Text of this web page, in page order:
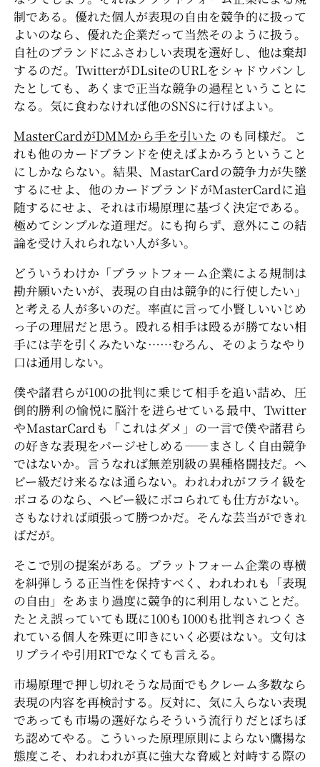
制である。優れた個人が表現の自由を競争的に扱って
よいのなら、優れた企業だって当然そのように扱う。
自社のブランドにふさわしい表現を選好し、他は棄却
するのだ。TwitterがDLsiteのURLをシャドウバンし
たとしても、あくまで正当な競争の過程ということに
なる。気に食わなければ他のSNSに行けばよい。
MasterCardがDMMから手を引いた のも同様だ。こ
れも他のカードブランドを使えばよかろうということ
にしかならない。結果、MastarCardの競争力が失墜
するにせよ、他のカードブランドがMasterCardに追
随するにせよ、それは市場原理に基づく決定である。
極めてシンプルな道理だ。にも拘らず、意外にこの結
論を受け入れられない人が多い。
どういうわけか「プラットフォーム企業による規制は
勘弁願いたいが、表現の自由は競争的に行使したい」
と考える人が多いのだ。率直に言って小賢しいいじめ
っ子の理屈だと思う。殴れる相手は殴るが勝てない相
手には芋を引くみたいな……むろん、そのようなやり
口は通用しない。
僕や諸君らが100の批判に乗じて相手を追い詰め、圧
倒的勝利の愉悦に脳汁を迸らせている最中、Twitter
やMastarCardも「これはダメ」の一言で僕や諸君ら
の好きな表現をパージせしめる――まさしく自由競争
ではないか。言うなれば無差別級の異種格闘技だ。ヘ
ビー級だけ来るなは通らない。われわれがフライ級を
ボコるのなら、ヘビー級にボコられても仕方がない。
さもなければ頑張って勝つかだ。そんな芸当ができれ
ばだが。
そこで別の提案がある。プラットフォーム企業の専横
を糾弾しうる正当性を保持すべく、われわれも「表現
の自由」をあまり過度に競争的に利用しないことだ。
たとえ誤っていても既に100も1000も批判されつくさ
れている個人を殊更に叩きにいく必要はない。文句は
リプライや引用RTでなくても言える。
市場原理で押し切れそうな局面でもクレーム多数なら
表現の内容を再検討する。反対に、気に入らない表現
であっても市場の選好ならそういう流行りだとぼちぼ
ち認めてやる。こういった原理原則によらない鷹揚な
態度こそ、われわれが真に強大な脅威と対峙する際の